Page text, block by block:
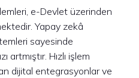
e-Devlet üzerinden
Yapay zekâ
sayesinde
artmıştır. Hızlı işlem
dijital entegrasyonlar ve